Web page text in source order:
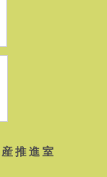
推進室